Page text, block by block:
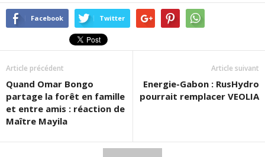
Facebook Twitter
Article précédent
Quand Omar Bongo
partage la forêt en famille
et entre amis : réaction de
Maître Mayila
Article suivant
Energie-Gabon : RusHydro
pourrait remplacer VEOLIA